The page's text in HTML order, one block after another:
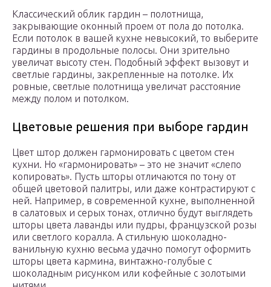
Классический облик гардин – полотнища,
закрывающие оконный проем от пола до потолка.
Если потолок в вашей кухне невысокий, то выберите
гардины в продольные полосы. Они зрительно
увеличат высоту стен. Подобный эффект вызовут и
светлые гардины, закрепленные на потолке. Их
ровные, светлые полотнища увеличат расстояние
между полом и потолком.
Цветовые решения при выборе гардин
Цвет штор должен гармонировать с цветом стен
кухни. Но «гармонировать» – это не значит «слепо
копировать». Пусть шторы отличаются по тону от
общей цветовой палитры, или даже контрастируют с
ней. Например, в современной кухне, выполненной
в салатовых и серых тонах, отлично будут выглядеть
шторы цвета лаванды или пудры, французской розы
или светлого коралла. А стильную шоколадно-
ванильную кухню весьма удачно помогут оформить
шторы цвета кармина, винтажно-голубые с
шоколадным рисунком или кофейные с золотыми